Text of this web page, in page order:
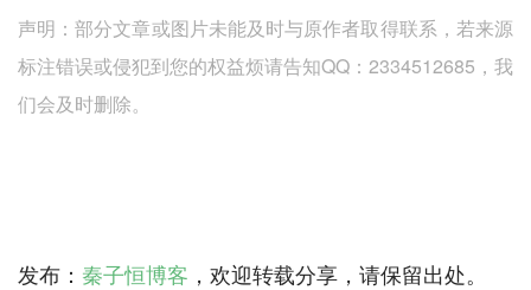
声明：部分文章或图片未能及时与原作者取得联系，若来源
标注错误或侵犯到您的权益烦请告知QQ：2334512685，我
们会及时删除。
发布： 秦子恒博客 ，欢迎转载分享，请保留出处。